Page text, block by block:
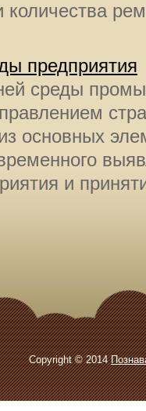
предприятия
среды
основных
и
Copyright © 2014